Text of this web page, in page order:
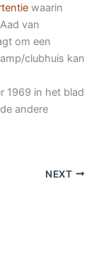
waarin
van
om een
clubhuis kan
1969 in het blad
andere
NEXT